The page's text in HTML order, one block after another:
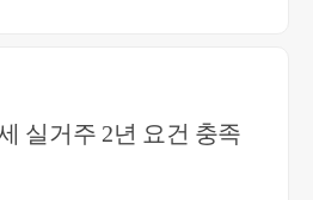
득이한 사유에 해당해 보이
이 부득이한 사유에 해당되지
실거주 2년 요건 충족